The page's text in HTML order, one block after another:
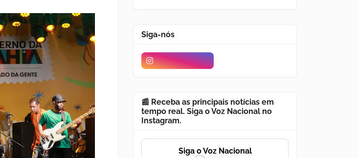
Siga-nós
📰 Receba as principais notícias em
tempo real. Siga o Voz Nacional no
Instagram.
Siga o Voz Nacional